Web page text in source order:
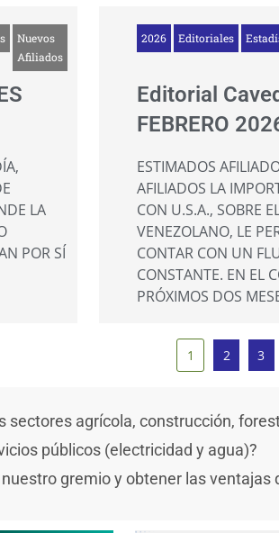
Nuevos
Afiliados
LA
POR SÍ
2026 Editoriales
Editorial
FEBRERO
ESTIMADOS
AFILIADOS LA
CON U.S.A., SOBRE
VENEZOLANO, LE
CONTAR CON UN
CONSTANTE. EN EL
PRÓXIMOS DOS
1 2 3
sectores agrícola, construcción,
públicos (electricidad y agua)?
gremio y obtener las ventajas